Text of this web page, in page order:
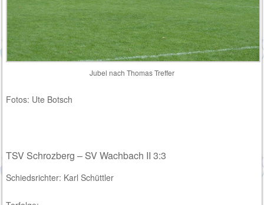
Jubel nach Thomas Treffer
Fotos: Ute Botsch
TSV Schrozberg – SV Wachbach II 3:3
Schiedsrichter: Karl Schüttler